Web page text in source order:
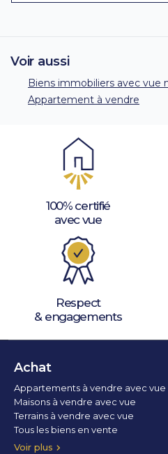
Voir aussi
Biens immobiliers avec vue
Appartement à vendre
100% certifié
avec vue
Respect
& engagements
Achat
Voir plus
Appartements à vendre avec vue
Maisons à vendre avec vue
Terrains à vendre avec vue
Tous les biens en vente